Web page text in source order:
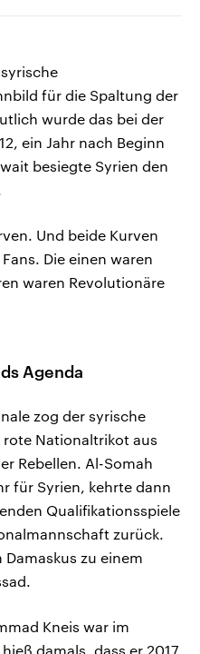
für die Spaltung der
wurde das bei der
ein Jahr nach Beginn
besiegte Syrien den
Und beide Kurven
Die einen waren
waren Revolutionäre
Agenda
zog der syrische
rote Nationaltrikot aus
Rebellen. Al-Somah
für Syrien, kehrte dann
Qualifikationsspiele
zurück.
zu einem
Kneis war im
damals, dass er 2017